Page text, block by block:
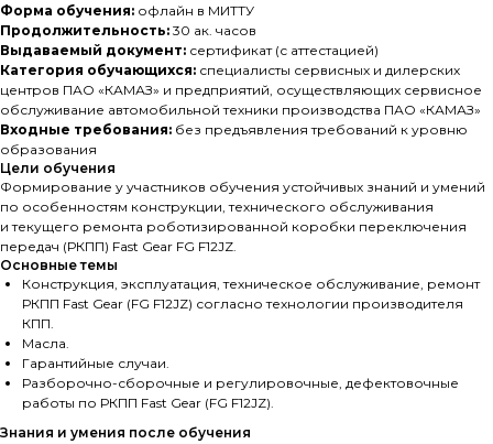
Форма обучения: офлайн в МИТТУ
Продолжительность: 30 ак. часов
Выдаваемый документ: сертификат (с аттестацией)
Категория обучающихся: специалисты сервисных и дилерских
центров ПАО «КАМАЗ» и предприятий, осуществляющих сервисное
обслуживание автомобильной техники производства ПАО «КАМАЗ»
Входные требования: без предъявления требований к уровню
образования
Цели обучения
Формирование у участников обучения устойчивых знаний и умений
по особенностям конструкции, технического обслуживания
и текущего ремонта роботизированной коробки переключения
передач (РКПП) Fast Gear FG F12JZ.
Основные темы
Конструкция, эксплуатация, техническое обслуживание, ремонт
РКПП Fast Gear (FG F12JZ) согласно технологии производителя
КПП.
Масла.
Гарантийные случаи.
Разборочно-сборочные и регулировочные, дефектовочные
работы по РКПП Fast Gear (FG F12JZ).
Знания и умения после обучения